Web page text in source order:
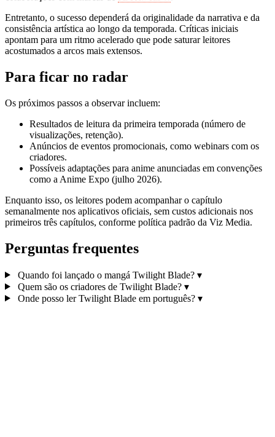
Entretanto, o sucesso dependerá da originalidade da narrativa e da
consistência artística ao longo da temporada. Críticas iniciais
apontam para um ritmo acelerado que pode saturar leitores
acostumados a arcos mais extensos.
Para ficar no radar
Os próximos passos a observar incluem:
Resultados de leitura da primeira temporada (número de
visualizações, retenção).
Anúncios de eventos promocionais, como webinars com os
criadores.
Possíveis adaptações para anime anunciadas em convenções
como a Anime Expo (julho 2026).
Enquanto isso, os leitores podem acompanhar o capítulo
semanalmente nos aplicativos oficiais, sem custos adicionais nos
primeiros três capítulos, conforme política padrão da Viz Media.
Perguntas frequentes
Quando foi lançado o mangá Twilight Blade? ▾
Quem são os criadores de Twilight Blade? ▾
Onde posso ler Twilight Blade em português? ▾